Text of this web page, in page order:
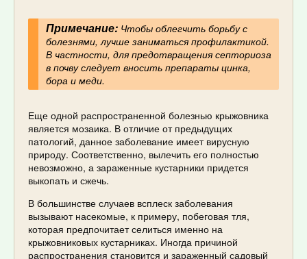
Примечание:Чтобы облегчить борьбу с
болезнями, лучше заниматься профилактикой.
В частности, для предотвращения септориоза
в почву следует вносить препараты цинка,
бора и меди.
Еще одной распространенной болезнью крыжовника
является мозаика. В отличие от предыдущих
патологий, данное заболевание имеет вирусную
природу. Соответственно, вылечить его полностью
невозможно, а зараженные кустарники придется
выкопать и сжечь.
В большинстве случаев всплеск заболевания
вызывают насекомые, к примеру, побеговая тля,
которая предпочитает селиться именно на
крыжовниковых кустарниках. Иногда причиной
распространения становится и зараженный садовый